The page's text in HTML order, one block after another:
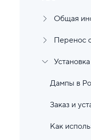
Общая
Перенос
Заказ и